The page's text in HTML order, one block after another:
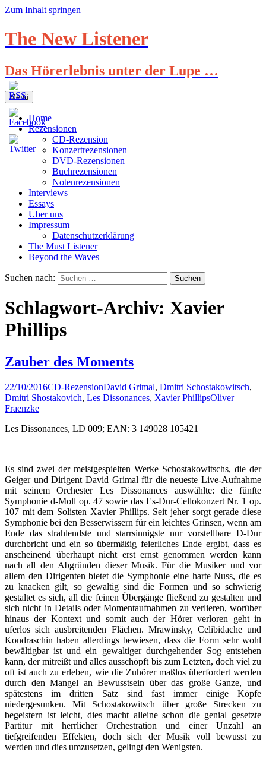
Zum Inhalt springen
The New Listener
Das Hörerlebnis unter der Lupe …
Menü
Home
Rezensionen
CD-Rezension
Konzertrezensionen
DVD-Rezensionen
Buchrezensionen
Notenrezensionen
Interviews
Essays
Über uns
Impressum
Datenschutzerklärung
The Must Listener
Beyond the Waves
Suchen nach:
Schlagwort-Archiv: Xavier
Phillips
Zauber des Moments
22/10/2016CD-RezensionDavid Grimal, Dmitri Schostakowitsch,
Dmitri Shostakovich, Les Dissonances, Xavier PhillipsOliver
Fraenzke
Les Dissonances, LD 009; EAN: 3 149028 105421
Es sind zwei der meistgespielten Werke Schostakowitschs, die der
Geiger und Dirigent David Grimal für die neueste Live-Aufnahme
mit seinem Orchester Les Dissonances auswählte: die fünfte
Symphonie d-Moll op. 47 sowie das Es-Dur-Cellokonzert Nr. 1 op.
107 mit dem Solisten Xavier Phillips. Seit jeher sorgt gerade diese
Symphonie bei den Besserwissern für ein leichtes Grinsen, wenn am
Ende das strahlendste und starrsinnigste nur vorstellbare D-Dur
durchbricht und ein so übermäßig feierliches Ende ergibt, dass es
anscheinend überhaupt nicht erst ernst genommen werden kann
nach all den Abgründen dieser Musik. Für die Musiker und vor
allem den Dirigenten bietet die Symphonie eine harte Nuss, die es
zu knacken gilt, so gewaltig sind die Formen und so schwierig
gestaltet es sich, all die feinen Übergänge fließend zu gestalten und
sich nicht in Details oder Momentaufnahmen zu verlieren, worüber
hinaus der Kontext und somit auch der Hörer verloren geht in
uferlos sich ausbreitenden Flächen. Mrawinsky, Celibidache und
Kondraschin haben allerdings bewiesen, dass die Form sehr wohl
bewältigbar ist und ein gewaltiger durchgehender Sog entstehen
kann, der mitreißt und alles ausschöpft bis zum Letzten, doch viel zu
oft ist auch zu erleben, wie die Zuhörer maßlos überfordert werden
durch den Mangel an Bewusstsein über das große Ganze, und
spätestens im dritten Satz sind fast immer einige Köpfe
niedergesunken. Mit Schostakowitsch über große Strecken zu
begeistern ist leicht, dies macht alleine schon die genial gesetzte
Partitur mit herrlicher Orchestration und einer Unzahl an
tiefgreifenden Effekten, doch sich der Musik voll bewusst zu
werden und dies umzusetzen, gelingt den Wenigsten.